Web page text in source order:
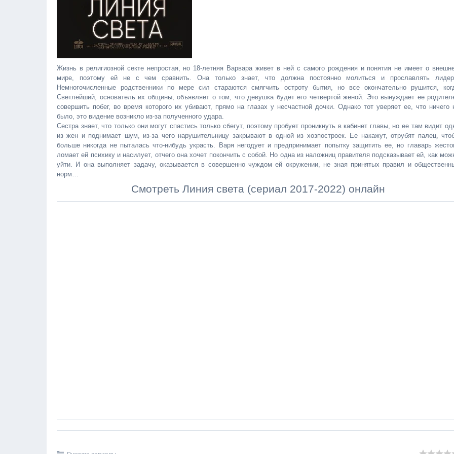
Жизнь в религиозной секте непростая, но 18-летняя Варвара живет в ней с самого рождения и понятия не имеет о
мире, поэтому ей не с чем сравнить. Она только знает, что должна постоянно молиться и прославлять
Немногочисленные родственники по мере сил стараются смягчить остроту бытия, но все окончательно рушится,
Светлейший, основатель их общины, объявляет о том, что девушка будет его четвертой женой. Это вынуждает ее
совершить побег, во время которого их убивают, прямо на глазах у несчастной дочки. Однако тот уверяет ее, что ничего
было, это видение возникло из-за полученного удара.
Сестра знает, что только они могут спастись только сбегут, поэтому пробует проникнуть в кабинет главы, но ее там видит
из жен и поднимает шум, из-за чего нарушительницу закрывают в одной из хозпостроек. Ее накажут, отрубят палец,
больше никогда не пыталась что-нибудь украсть. Варя негодует и предпринимает попытку защитить ее, но главарь
ломает ей психику и насилует, отчего она хочет покончить с собой. Но одна из наложниц правителя подсказывает ей, как
уйти. И она выполняет задачу, оказывается в совершенно чуждом ей окружении, не зная принятых правил и
норм…
Смотреть Линия света (сериал 2017-2022) онлайн